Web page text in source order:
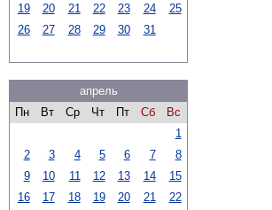
19
20 21 22 23 24
25
26
27 28 29 30 31
апрель
Пн
Вт Ср Чт Пт Сб
Вс
1
2
3 4 5 6 7
8
9
10 11 12 13 14
15
16
17 18 19 20 21
22